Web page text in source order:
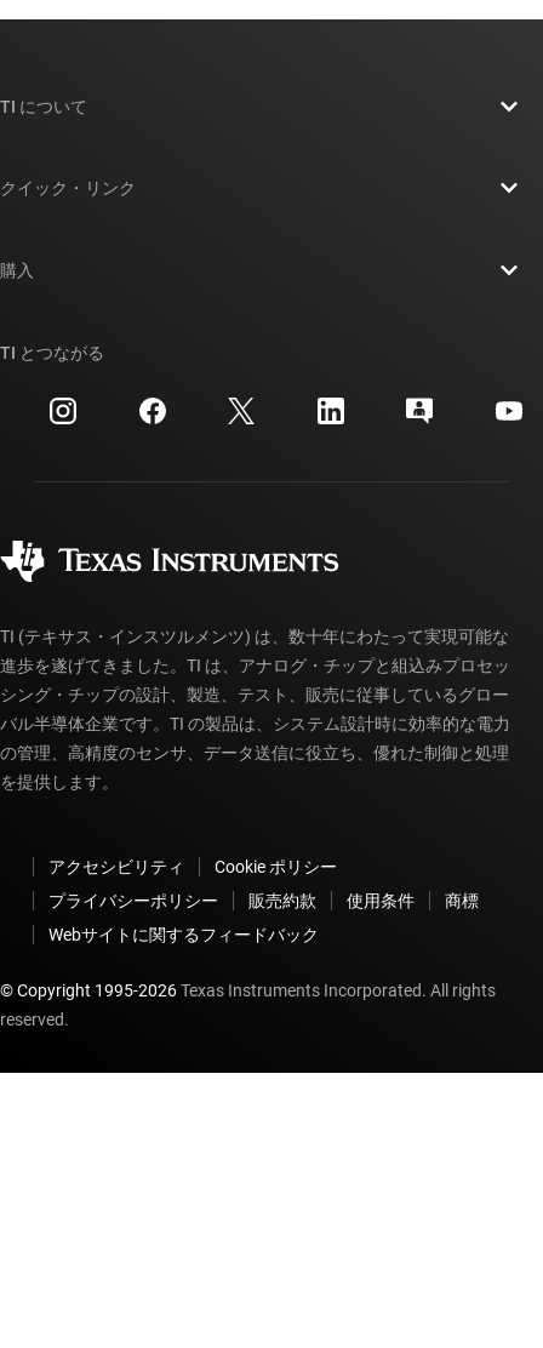
TI について
投資家向け情報
製造
クイック・リンク
クロスリファレンス検索
カスタマー・サポート・センター
myTI アカウントの FAQ
購入
ご注文に関する FAQ
TI とつながる
TI (テキサス・インスツルメンツ) は、数十年にわたって実現可能な
進歩を遂げてきました。TI は、アナログ・チップと組込みプロセッ
シング・チップの設計、製造、テスト、販売に従事しているグロー
バル半導体企業です。TI の製品は、システム設計時に効率的な電力
の管理、高精度のセンサ、データ送信に役立ち、優れた制御と処理
を提供します。
アクセシビリティ
Cookie ポリシー
プライバシーポリシー
販売約款 使用条件
商標
Webサイトに関するフィードバック
© Copyright 1995-2026Texas Instruments Incorporated. All rights
reserved.